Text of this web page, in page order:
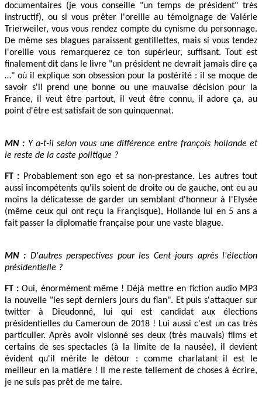
documentaires (je vous conseille "un temps de président" très
instructif), ou si vous prêter l'oreille au témoignage de Valérie
Trierweiler, vous vous rendez compte du cynisme du personnage.
De même ses blagues paraissent gentillettes, mais si vous tendez
l'oreille vous remarquerez ce ton supérieur, suffisant. Tout est
finalement dit dans le livre "un président ne devrait jamais dire ça
…" où il explique son obsession pour la postérité : il se moque de
savoir s'il prend une bonne ou une mauvaise décision pour la
France, il veut être partout, il veut être connu, il adore ça, au
point d'être est satisfait de son quinquennat.
MN : Y a-t-il selon vous une différence entre françois hollande et
le reste de la caste politique ?
FT : Probablement son ego et sa non-prestance. Les autres tout
aussi incompétents qu'ils soient de droite ou de gauche, ont eu au
moins la délicatesse de garder un semblant d'honneur à l'Elysée
(même ceux qui ont reçu la Françisque), Hollande lui en 5 ans a
fait passer la diplomatie française pour une vaste blague.
MN : D'autres perspectives pour les Cent jours après l'élection
présidentielle ?
FT : Oui, énormément même ! Déjà mettre en fiction audio MP3
la nouvelle "les sept derniers jours du flan". Et puis s'attaquer sur
twitter à Dieudonné, lui qui est candidat aux élections
présidentielles du Cameroun de 2018 ! Lui aussi c'est un cas très
particulier. Après avoir visionné ses deux (très mauvais) films et
certains de ses spectacles (à la limite de la nausée), il devient
évident qu'il mérite le détour : comme charlatant il est le
meilleur en la matière ! Il me reste tellement de choses à écrire,
je ne suis pas prêt de me taire.